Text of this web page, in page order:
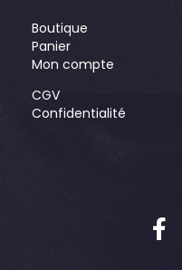
Boutique
Panier
Mon compte
CGV
Confidentialité